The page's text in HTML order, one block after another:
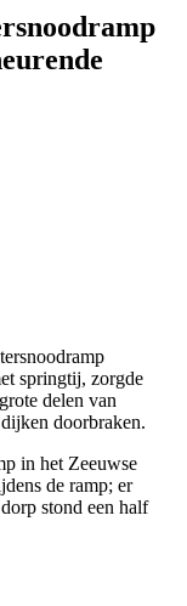
springtij, zorgde
delen van
doorbraken.
in het Zeeuwse
de ramp; er
stond een half